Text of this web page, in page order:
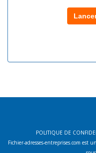
POLITIQUE DE
Fichier-adresses-entreprises.com est